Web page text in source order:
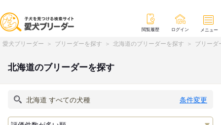
閲覧履歴 ログイン メニュー
愛犬ブリーダー ブリーダーを探す 北海道のブリーダーを探す ブリーダ
北海道のブリーダーを探す
条件変更